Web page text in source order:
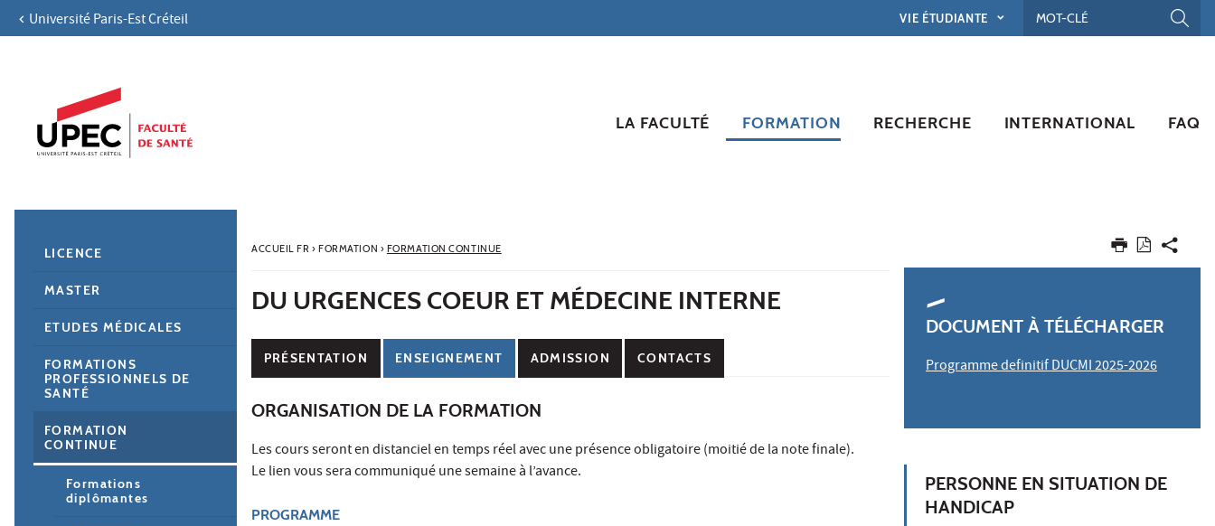
Aller au contenu
Navigation secondaire
Université Paris-Est Créteil VIE ÉTUDIANTE
LA FACULTÉ FORMATION RECHERCHE INTERNATIONAL FAQ
ACCUEIL FR› FORMATION › FORMATION CONTINUE
DU URGENCES COEUR ET MÉDECINE INTERNE
PRÉSENTATION ENSEIGNEMENT ADMISSION CONTACTS
ORGANISATION DE LA FORMATION
Les cours seront en distanciel en temps réel avec une présence obligatoire (moitié de la note finale).
Le lien vous sera communiqué une semaine à l’avance.
PROGRAMME
DOCUMENT À TÉLÉCHARGER
Programme definitif DUCMI 2025-2026
PERSONNE EN SITUATION DE
HANDICAP
LICENCE
MASTER
ETUDES MÉDICALES
FORMATIONS
PROFESSIONNELS DE
SANTÉ
FORMATION
CONTINUE
Formations
diplômantes